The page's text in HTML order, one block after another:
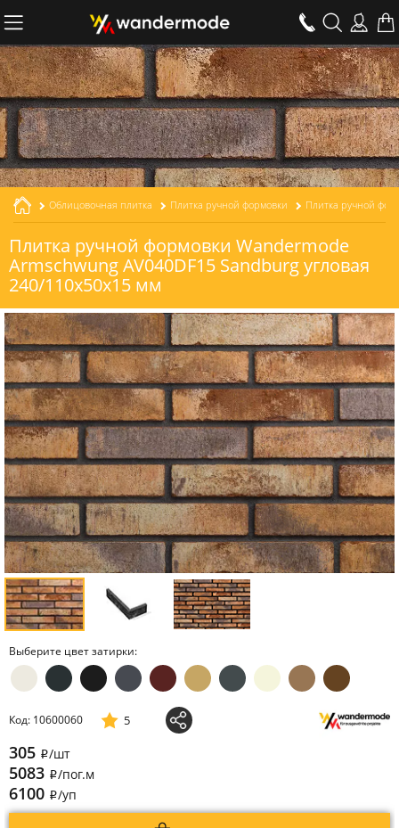
Облицовочная плитка Плитка ручной формовки
Плитка ручной формовки Wandermode
Armschwung AV040DF15 Sandburg угловая
240/110x50x15 мм
Выберите цвет затирки:
Код: 10600060 5
305 i/шт
5083 i/пог.м
6100 i/уп